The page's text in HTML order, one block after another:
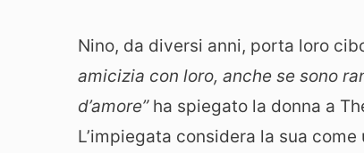
Nino, da diversi anni, porta loro
amicizia con loro, anche se sono
d’amore”ha spiegato la donna a
L’impiegata considera la sua